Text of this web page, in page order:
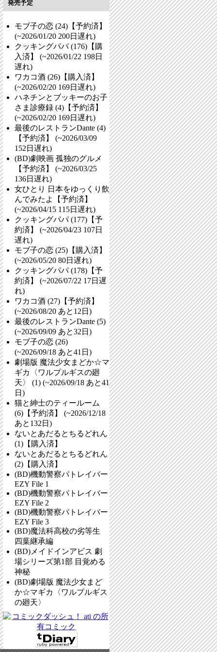
発売予定
モブ子の恋 (24)【予約済】
(~2026/01/20 200日遅れ)
クッキングパパ (176)【購
入済】 (~2026/01/22 198日
遅れ)
ワカコ酒 (26)【購入済】
(~2026/02/20 169日遅れ)
ハネチンとブッキーのお子
さま診療録 (4)【予約済】
(~2026/02/20 169日遅れ)
最後のレストランDante (4)
【予約済】 (~2026/03/09
152日遅れ)
(BD)劇映画 孤独のグルメ
【予約済】 (~2026/03/25
136日遅れ)
女ひとり 日本をゆっくり飲
んでみたよ【予約済】
(~2026/04/15 115日遅れ)
クッキングパパ (177)【予
約済】 (~2026/04/23 107日
遅れ)
モブ子の恋 (25)【購入済】
(~2026/05/20 80日遅れ)
クッキングパパ (178)【予
約済】 (~2026/07/22 17日遅
れ)
ワカコ酒 (27)【予約済】
(~2026/08/20 あと12日 )
最後のレストランDante (5)
(~2026/09/09 あと32日 )
モブ子の恋 (26)
(~2026/09/18 あと41日 )
劇場版 魔法少女まどか☆マ
ギカ〈ワルプルギスの廻
天〉 (1) (~2026/09/18 あと41
日 )
猫と紳士のティールーム
(6)【予約済】 (~2026/12/18
あと132日 )
ないとあだるとちるどれん
(1)【購入済】
ないとあだるとちるどれん
(2)【購入済】
(BD)機動警察パトレイバー
EZY File 1
(BD)機動警察パトレイバー
EZY File 2
(BD)機動警察パトレイバー
EZY File 3
(BD)魔法科高校の劣等生
四葉継承編
(BD)メイドインアビス 劇
場シリーズ第1部 目覚める
神秘
(BD)劇場版 魔法少女まど
か☆マギカ〈ワルプルギス
の廻天〉